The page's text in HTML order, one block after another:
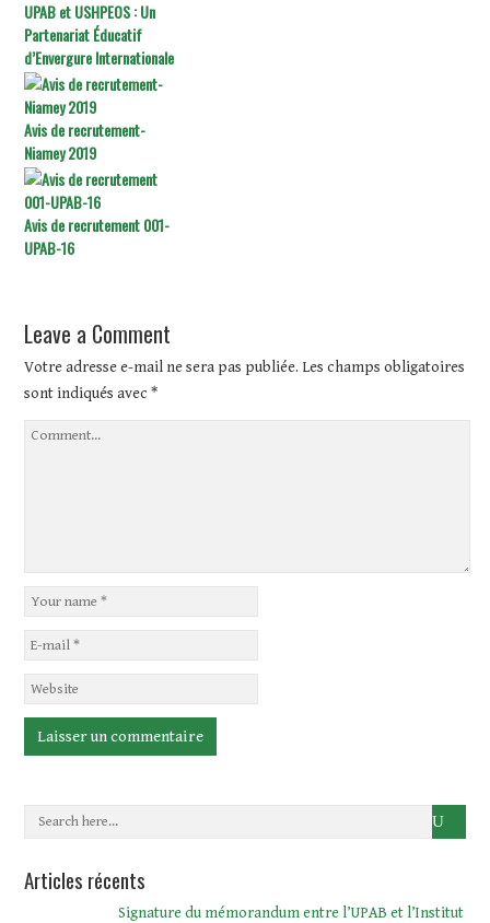
UPAB et USHPEOS : Un
Partenariat Éducatif
d’Envergure Internationale
Avis de recrutement-
Niamey 2019
Avis de recrutement 001-
UPAB-16
Leave a Comment
Votre adresse e-mail ne sera pas publiée. Les champs obligatoires
sont indiqués avec*
Articles récents
Signature du mémorandum entre l’UPAB et l’Institut